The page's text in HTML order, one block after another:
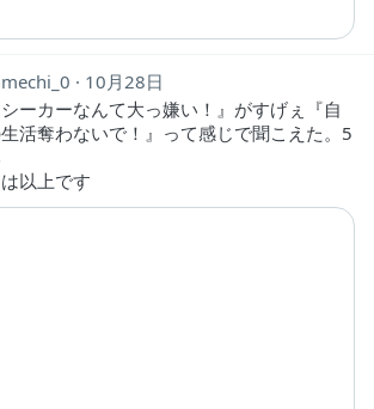
10月28日
ーカーなんて大っ嫌い！』がすげぇ『自
活奪わないで！』って感じで聞こえた。5
以上です